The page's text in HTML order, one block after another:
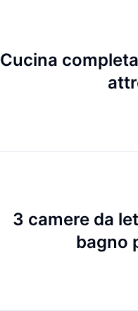
Cucina
3 camere da
bagno